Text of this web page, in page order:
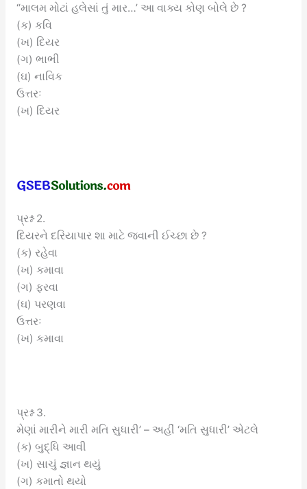
“માલમ મોટાં હલેસાં તું માર…’ આ વાક્ય કોણ બોલે છે ?
(ક) કવિ
(ખ) દિયર
(ગ) ભાભી
(ઘ) નાવિક
ઉત્તરઃ
(ખ) દિયર
પ્રશ્ન 2.
દિયરને દરિયાપાર શા માટે જવાની ઈચ્છા છે ?
(ક) રહેવા
(ખ) કમાવા
(ગ) ફરવા
(ઘ) પરણવા
ઉત્તરઃ
(ખ) કમાવા
પ્રશ્ન 3.
મેણાં મારીને મારી મતિ સુધારી’ – અહીં ‘મતિ સુધારી’ એટલે
(ક) બુદ્ધિ આવી
(ખ) સાચું જ્ઞાન થયું
(ગ) કમાતો થયો